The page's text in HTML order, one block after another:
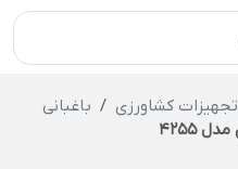
تجهیزات کشاورزی
باغبانی
4255